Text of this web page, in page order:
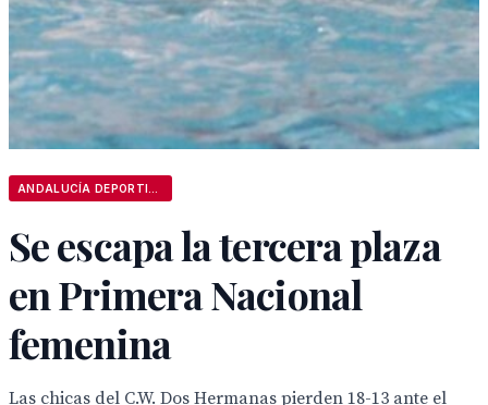
Se escapa la tercera plaza
en Primera Nacional
femenina
Las chicas del C.W. Dos Hermanas pierden 18-13 ante el